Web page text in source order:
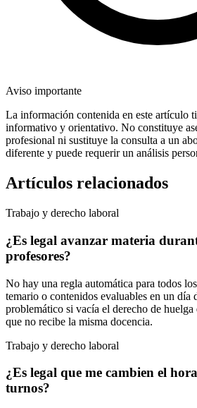
Aviso importante
La información contenida en este artículo
informativo y orientativo. No constituye
profesional ni sustituye la consulta a un
diferente y puede requerir un análisis
Artículos relacionados
Trabajo y derecho laboral
¿Es legal avanzar materia
profesores?
No hay una regla automática para todos
temario o contenidos evaluables en un día
problemático si vacía el derecho de
que no recibe la misma docencia.
Trabajo y derecho laboral
¿Es legal que me cambien el
turnos?